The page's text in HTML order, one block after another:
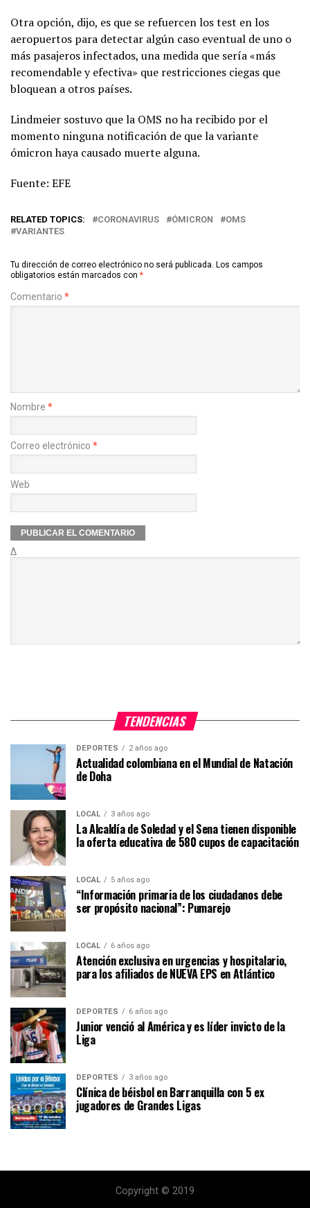
Otra opción, dijo, es que se refuercen los test en los
aeropuertos para detectar algún caso eventual de uno o
más pasajeros infectados, una medida que sería «más
recomendable y efectiva» que restricciones ciegas que
bloquean a otros países.
Lindmeier sostuvo que la OMS no ha recibido por el
momento ninguna notificación de que la variante
ómicron haya causado muerte alguna.
Fuente: EFE
RELATED TOPICS: CORONAVIRUS ÓMICRON
OMS
VARIANTES
Tu dirección de correo electrónico no será publicada. Los campos
obligatorios están marcados con *
Comentario *
Nombre *
Correo electrónico *
Web
Δ
TENDENCIAS
DEPORTES 2 años ago
Actualidad colombiana en el Mundial de Natación
de Doha
LOCAL 3 años ago
La Alcaldía de Soledad y el Sena tienen disponible
la oferta educativa de 580 cupos de capacitación
LOCAL 5 años ago
“Información primaria de los ciudadanos debe
ser propósito nacional”: Pumarejo
LOCAL 6 años ago
Atención exclusiva en urgencias y hospitalario,
para los afiliados de NUEVA EPS en Atlántico
DEPORTES 6 años ago
Junior venció al América y es líder invicto de la
Liga
DEPORTES 3 años ago
Clínica de béisbol en Barranquilla con 5 ex
jugadores de Grandes Ligas
Copyright © 2019